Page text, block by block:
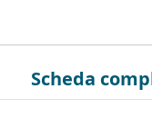
Scheda